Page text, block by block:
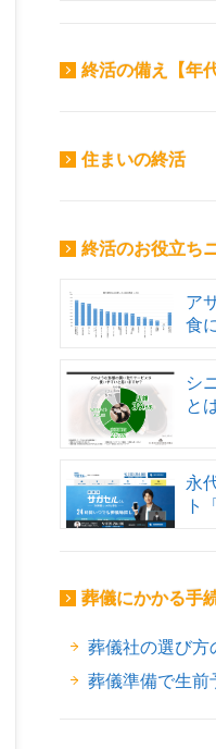
終活の備え【年
住まいの終活
終活のお役立ち
ア
食
シ
と
永
ト
葬儀にかかる手
葬儀社の選び方
葬儀準備で生前